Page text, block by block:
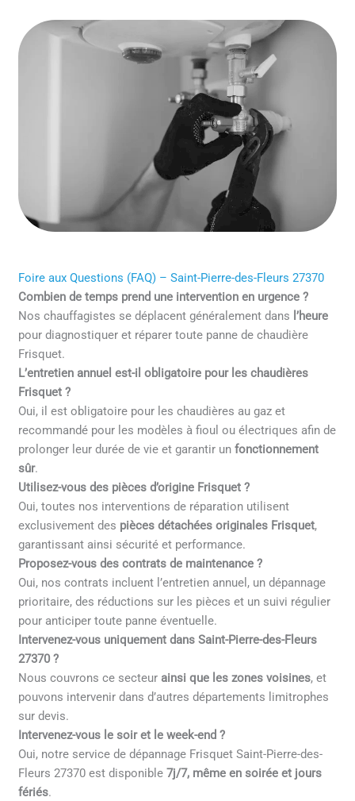
Foire aux Questions (FAQ) – Saint-Pierre-des-Fleurs 27370
Combien de temps prend une intervention en urgence ?
Nos chauffagistes se déplacent généralement dans l’heure
pour diagnostiquer et réparer toute panne de chaudière
Frisquet.
L’entretien annuel est-il obligatoire pour les chaudières
Frisquet ?
Oui, il est obligatoire pour les chaudières au gaz et
recommandé pour les modèles à fioul ou électriques afin de
prolonger leur durée de vie et garantir unfonctionnement
sûr.
Utilisez-vous des pièces d’origine Frisquet ?
Oui, toutes nos interventions de réparation utilisent
exclusivement des pièces détachées originales Frisquet,
garantissant ainsi sécurité et performance.
Proposez-vous des contrats de maintenance ?
Oui, nos contrats incluent l’entretien annuel, un dépannage
prioritaire, des réductions sur les pièces et un suivi régulier
pour anticiper toute panne éventuelle.
Intervenez-vous uniquement dans Saint-Pierre-des-Fleurs
27370 ?
Nous couvrons ce secteur ainsi que les zones voisines, et
pouvons intervenir dans d’autres départements limitrophes
sur devis.
Intervenez-vous le soir et le week-end ?
Oui, notre service de dépannage Frisquet Saint-Pierre-des-
Fleurs 27370 est disponible7j/7, même en soirée et jours
fériés.